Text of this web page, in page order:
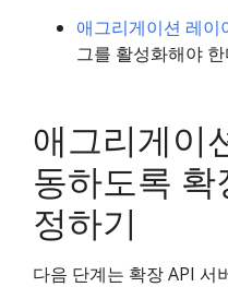
애그리게이션 레이
그를 활성화해야 한
애그리게이
동하도록 확
정하기
다음 단계는 확장 API 서